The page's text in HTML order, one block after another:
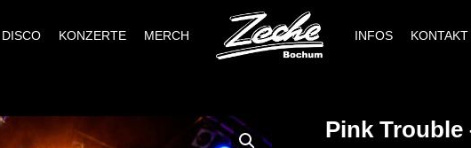
DISCO KONZERTE MERCH INFOS KONTAKT
Pink Trouble